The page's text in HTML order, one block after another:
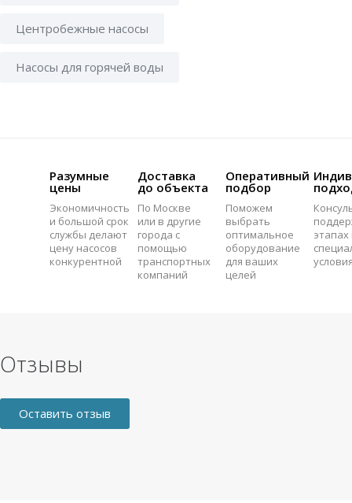
Центробежные насосы
Насосы для горячей воды
Разумные
цены
Экономичность
и большой срок
службы делают
цену насосов
конкурентной
Доставка
до объекта
По Москве
или в другие
города с
помощью
транспортных
компаний
Оперативный
подбор
Поможем
выбрать
оптимальное
оборудование
для ваших
целей
этапах
Отзывы
Оставить отзыв